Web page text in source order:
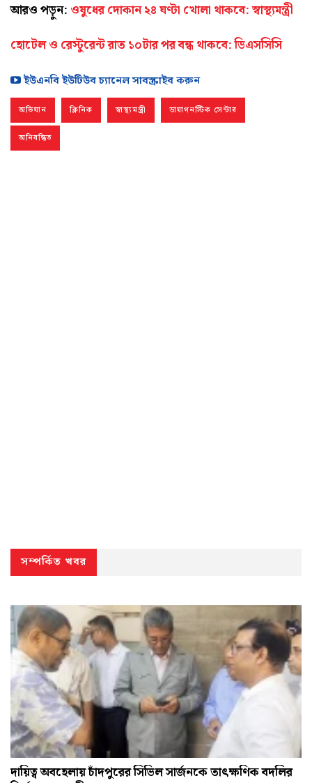
আরও পড়ুন:ওষুধের দোকান ২৪ ঘণ্টা খোলা থাকবে: স্বাস্থ্যমন্ত্রী
হোটেল ও রেস্টুরেন্ট রাত ১০টার পর বন্ধ থাকবে: ডিএসসিসি
ইউএনবি ইউটিউব চ্যানেল সাবস্ক্রাইব করুন
অভিযান ক্লিনিক স্বাস্থ্যমন্ত্রী ডায়াগনস্টিক সেন্টার
অনিবন্ধিত
সম্পর্কিত খবর
দায়িত্ব অবহেলায় চাঁদপুরের সিভিল সার্জনকে তাৎক্ষণিক বদলির